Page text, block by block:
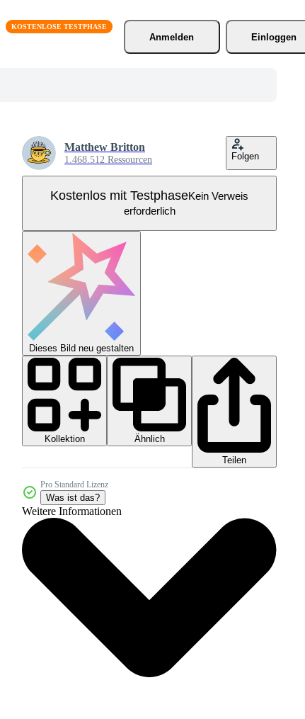
Anmelden
Einloggen
Matthew Britton
1.468.512 Ressourcen Folgen
Kostenlos mit TestphaseKein Verweis
erforderlich
Dieses Bild neu gestalten
Kollektion
Ähnlich
Teilen
Pro Standard Lizenz
Was ist das?
Weitere Informationen